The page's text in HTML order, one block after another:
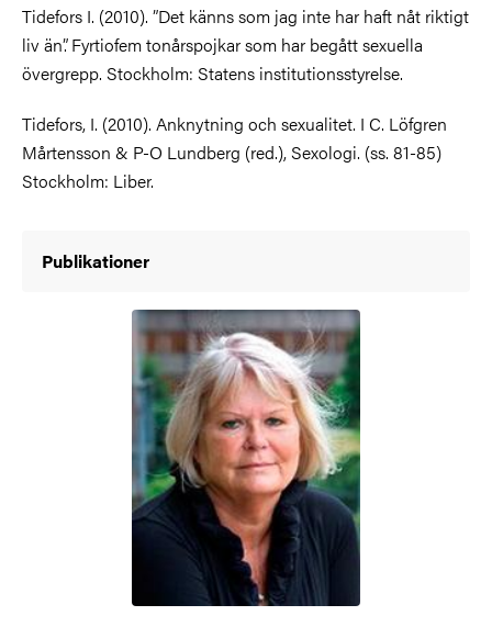
Tidefors I. (2010). ”Det känns som jag inte har haft nåt riktigt
liv än”. Fyrtiofem tonårspojkar som har begått sexuella
övergrepp. Stockholm: Statens institutionsstyrelse.
Tidefors, I. (2010). Anknytning och sexualitet. I C. Löfgren
Mårtensson & P-O Lundberg (red.), Sexologi. (ss. 81-85)
Stockholm: Liber.
Publikationer